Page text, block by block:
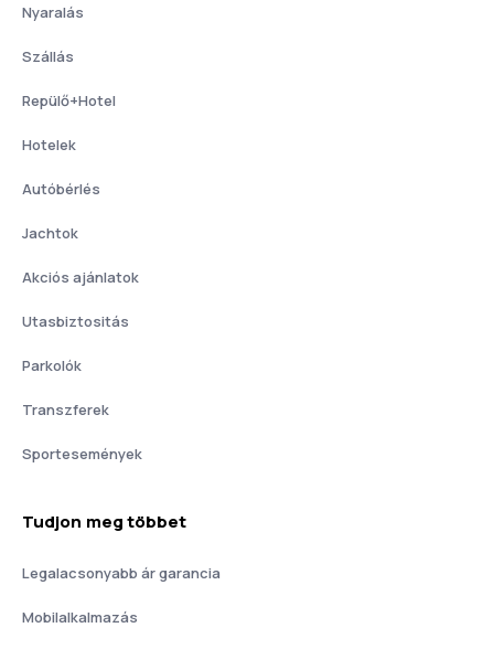
Nyaralás
Szállás
Repülő+Hotel
Hotelek
Autóbérlés
Jachtok
Akciós ajánlatok
Utasbiztositás
Parkolók
Transzferek
Sportesemények
Tudjon meg többet
Legalacsonyabb ár garancia
Mobilalkalmazás